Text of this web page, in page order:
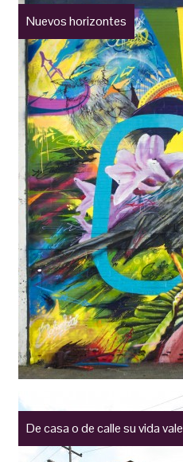
Nuevos horizontes
De casa o de calle su vida vale